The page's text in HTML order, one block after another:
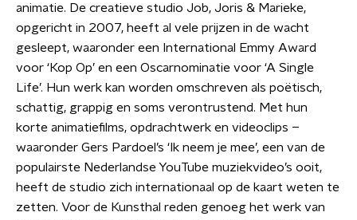
animatie. De creatieve studio Job, Joris & Marieke,
opgericht in 2007, heeft al vele prijzen in de wacht
gesleept, waaronder een International Emmy Award
voor ‘Kop Op’ en een Oscarnominatie voor ‘A Single
Life’. Hun werk kan worden omschreven als poëtisch,
schattig, grappig en soms verontrustend. Met hun
korte animatiefilms, opdrachtwerk en videoclips –
waaronder Gers Pardoel’s ‘Ik neem je mee’, een van de
populairste Nederlandse YouTube muziekvideo’s ooit,
heeft de studio zich internationaal op de kaart weten te
zetten. Voor de Kunsthal reden genoeg het werk van